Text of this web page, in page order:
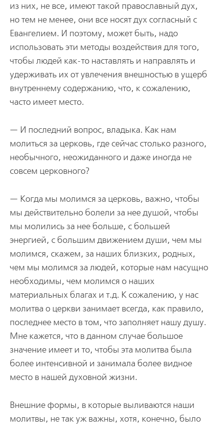
из них, не все, имеют такой православный дух,
но тем не менее, они все носят дух согласный с
Евангелием. И поэтому, может быть, надо
использовать эти методы воздействия для того,
чтобы людей как-то наставлять и направлять и
удерживать их от увлечения внешностью в ущерб
внутреннему содержанию, что, к сожалению,
часто имеет место.
— И последний вопрос, владыка. Как нам
молиться за церковь, где сейчас столько разного,
необычного, неожиданного и даже иногда не
совсем церковного?
— Когда мы молимся за церковь, важно, чтобы
мы действительно болели за нее душой, чтобы
мы молились за нее больше, с большей
энергией, с большим движением души, чем мы
молимся, скажем, за наших близких, родных,
чем мы молимся за людей, которые нам насущно
необходимы, чем молимся о наших
материальных благах и т.д. К сожалению, у нас
молитва о церкви занимает всегда, как правило,
последнее место в том, что заполняет нашу душу.
Мне кажется, что в данном случае большое
значение имеет и то, чтобы эта молитва была
более интенсивной и занимала более видное
место в нашей духовной жизни.
Внешние формы, в которые выливаются наши
молитвы, не так уж важны, хотя, конечно, было